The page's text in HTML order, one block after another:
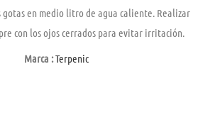
gotas en medio litro de agua caliente. Realizar
con los ojos cerrados para evitar irritación.
Marca :Terpenic